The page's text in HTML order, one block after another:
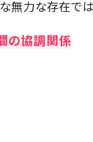
無力な存在で
の協調関係